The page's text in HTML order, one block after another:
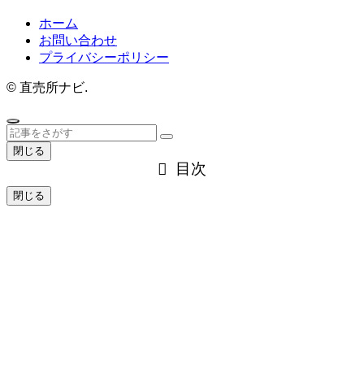
ホーム
お問い合わせ
プライバシーポリシー
© 直売所ナビ.
閉じる
目次
閉じる